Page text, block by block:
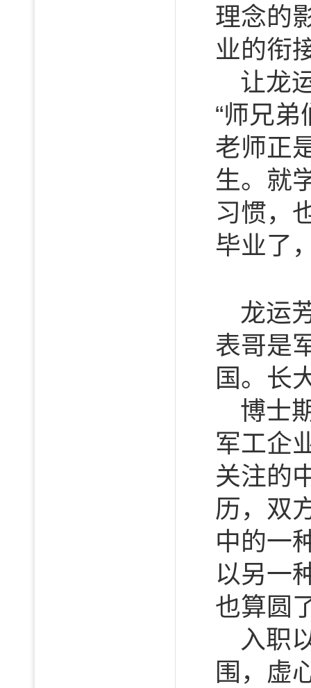
理念的
业的衔
让龙
“师兄
老师正
生。就
习惯，
毕业了
龙运
表哥是
国。长
博士
军工企
关注的
历，双
中的一
以另一
也算圆
入职
围，虚